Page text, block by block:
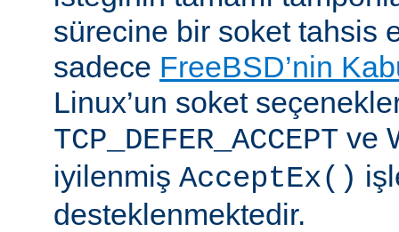
sürecine bir soket tahsis
sadece FreeBSD’nin
Linux’un soket
TCP_DEFER_ACCEPT ve
iyilenmiş AcceptEx()
desteklenmektedir.